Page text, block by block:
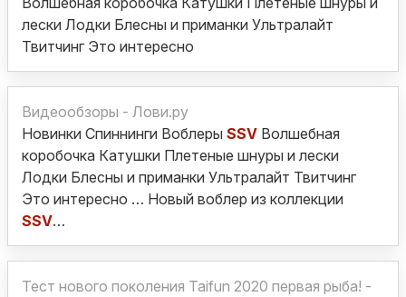
лески Лодки Блесны и приманки Ультралайт
Твитчинг Это интересно
Видеообзоры - Лови.ру
Новинки Спиннинги Воблеры SSV Волшебная
коробочка Катушки Плетеные шнуры и лески
Лодки Блесны и приманки Ультралайт Твитчинг
Это интересно … Новый воблер из коллекции
SSV…
Тест нового поколения Taifun 2020 первая рыба! -